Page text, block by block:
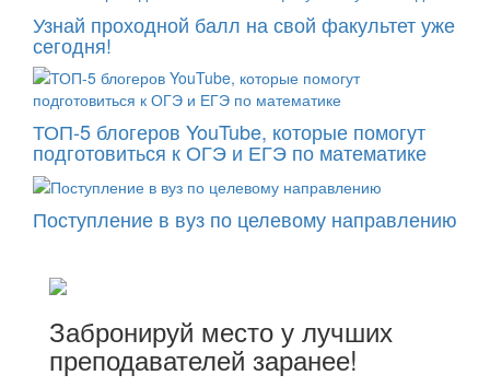
Узнай проходной балл на свой факультет уже
сегодня!
ТОП-5 блогеров YouTube, которые помогут
подготовиться к ОГЭ и ЕГЭ по математике
Поступление в вуз по целевому направлению
Забронируй место у лучших
преподавателей заранее!